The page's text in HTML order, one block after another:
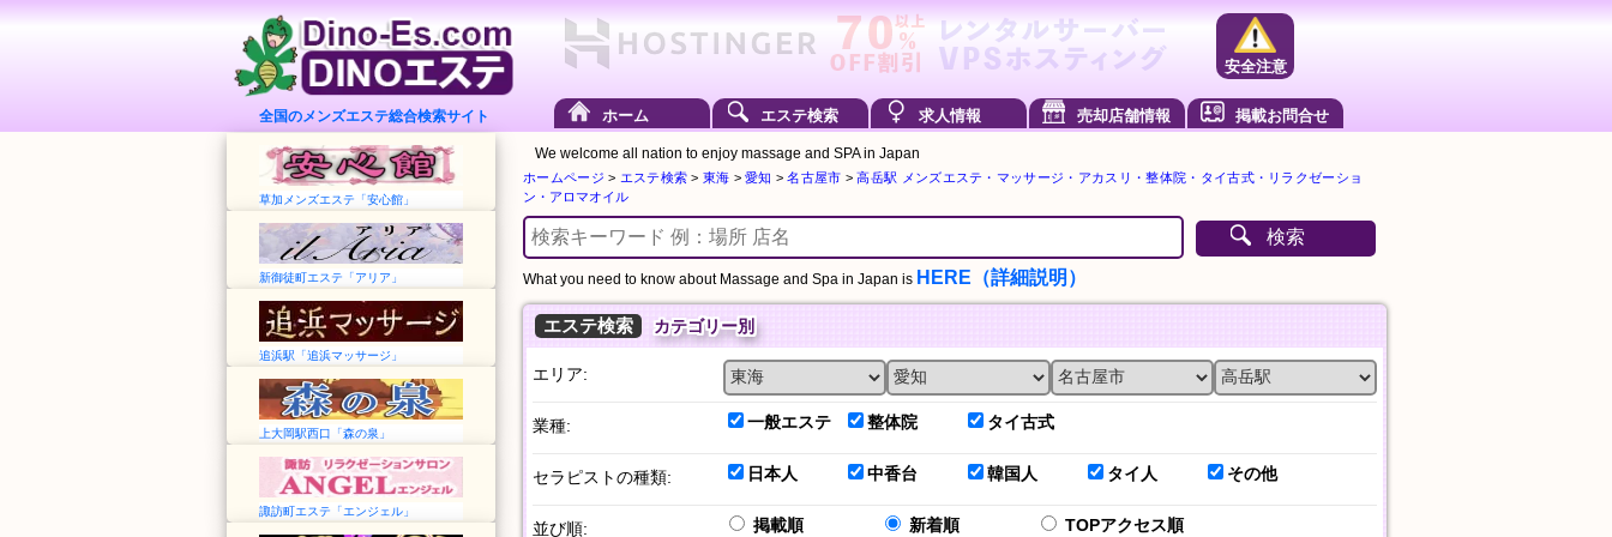
全国のメンズエステ総合検索サイト
安全注意
ホーム エステ検索 求人情報 売却店舗情報 掲載お問合せ
草加メンズエステ「安心館」
新御徒町エステ「アリア」
追浜駅「追浜マッサージ」
上大岡駅西口「森の泉」
諏訪町エステ「エンジェル」
We welcome all nation to enjoy massage and SPA in Japan
ホームページ > エステ検索 > 東海 >愛知 >名古屋市 >高岳駅 メンズエステ・マッサージ・アカスリ・整体院・タイ古式・リラクゼーショ
ン・アロマオイル
検索
What you need to know about Massage and Spa in Japan is HERE（詳細説明）
エステ検索 カテゴリー別
エリア:
業種: 一般エステ 整体院 タイ古式
セラピストの種類: 日本人 中香台 韓国人 タイ人 その他
並び順: 掲載順 新着順 TOPアクセス順